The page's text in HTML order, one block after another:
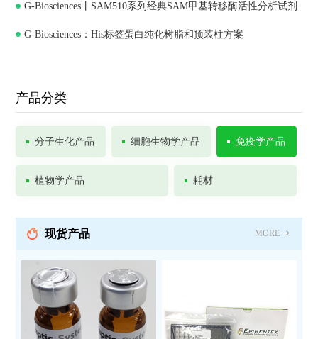
G-Biosciences丨SAM510系列经典SAM甲基转移酶活性分析试剂
盒
G-Biosciences：His标签蛋白纯化树脂和预装柱方案
产品分类
分子生化产品 细胞生物学产品 免疫学产品
植物学产品 耗材
现货产品 MORE